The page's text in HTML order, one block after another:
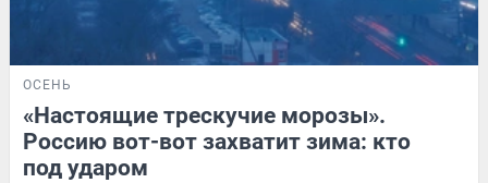
ОСЕНЬ
«Настоящие трескучие морозы».
Россию вот-вот захватит зима: кто
под ударом